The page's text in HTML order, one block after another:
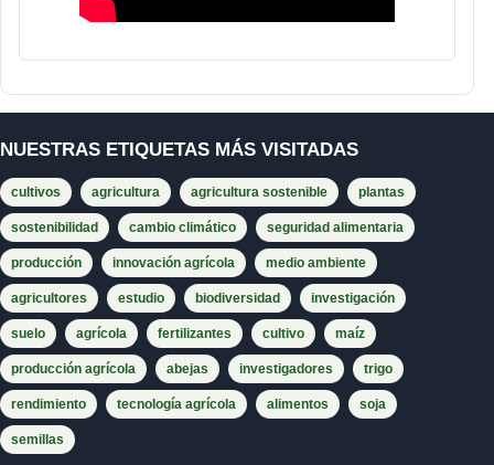
NUESTRAS ETIQUETAS MÁS VISITADAS
cultivos agricultura agricultura sostenible plantas
sostenibilidad cambio climático seguridad alimentaria
producción innovación agrícola medio ambiente
agricultores estudio biodiversidad investigación
suelo agrícola fertilizantes cultivo maíz
producción agrícola abejas investigadores trigo
rendimiento tecnología agrícola alimentos soja
semillas